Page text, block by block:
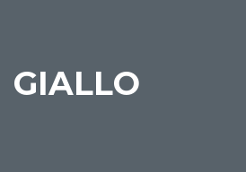
GIALLO